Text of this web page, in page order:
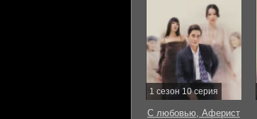
1 сезон 10 серия
С любовью, Аферист